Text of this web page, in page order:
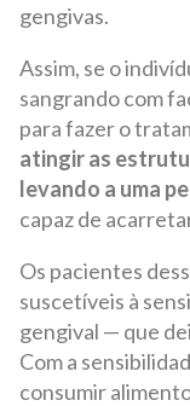
gengivas.
Assim, se o
sangrando com
para fazer o
atingir as
levando a uma
capaz de
Os pacientes
suscetíveis à
gengival — que
Com a
consumir